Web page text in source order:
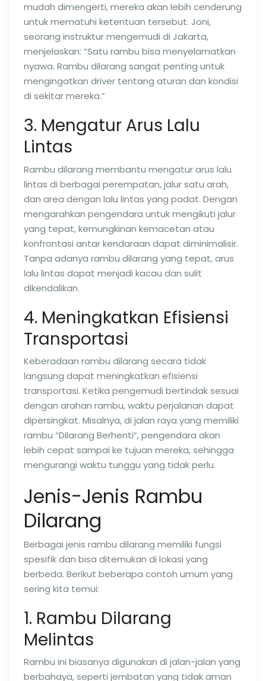
mudah dimengerti, mereka akan lebih cenderung
untuk mematuhi ketentuan tersebut. Joni,
seorang instruktur mengemudi di Jakarta,
menjelaskan: “Satu rambu bisa menyelamatkan
nyawa. Rambu dilarang sangat penting untuk
mengingatkan driver tentang aturan dan kondisi
di sekitar mereka.”
3. Mengatur Arus Lalu
Lintas
Rambu dilarang membantu mengatur arus lalu
lintas di berbagai perempatan, jalur satu arah,
dan area dengan lalu lintas yang padat. Dengan
mengarahkan pengendara untuk mengikuti jalur
yang tepat, kemungkinan kemacetan atau
konfrontasi antar kendaraan dapat diminimalisir.
Tanpa adanya rambu dilarang yang tepat, arus
lalu lintas dapat menjadi kacau dan sulit
dikendalikan.
4. Meningkatkan Efisiensi
Transportasi
Keberadaan rambu dilarang secara tidak
langsung dapat meningkatkan efisiensi
transportasi. Ketika pengemudi bertindak sesuai
dengan arahan rambu, waktu perjalanan dapat
dipersingkat. Misalnya, di jalan raya yang memiliki
rambu “Dilarang Berhenti”, pengendara akan
lebih cepat sampai ke tujuan mereka, sehingga
mengurangi waktu tunggu yang tidak perlu.
Jenis-Jenis Rambu
Dilarang
Berbagai jenis rambu dilarang memiliki fungsi
spesifik dan bisa ditemukan di lokasi yang
berbeda. Berikut beberapa contoh umum yang
sering kita temui:
1. Rambu Dilarang
Melintas
Rambu ini biasanya digunakan di jalan-jalan yang
berbahaya, seperti jembatan yang tidak aman